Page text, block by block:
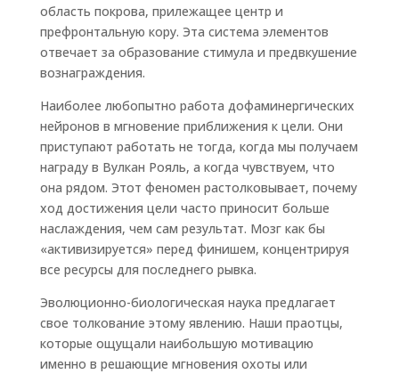
область покрова, прилежащее центр и
префронтальную кору. Эта система элементов
отвечает за образование стимула и предвкушение
вознаграждения.
Наиболее любопытно работа дофаминергических
нейронов в мгновение приближения к цели. Они
приступают работать не тогда, когда мы получаем
награду в Вулкан Рояль, а когда чувствуем, что
она рядом. Этот феномен растолковывает, почему
ход достижения цели часто приносит больше
наслаждения, чем сам результат. Мозг как бы
«активизируется» перед финишем, концентрируя
все ресурсы для последнего рывка.
Эволюционно-биологическая наука предлагает
свое толкование этому явлению. Наши праотцы,
которые ощущали наибольшую мотивацию
именно в решающие мгновения охоты или